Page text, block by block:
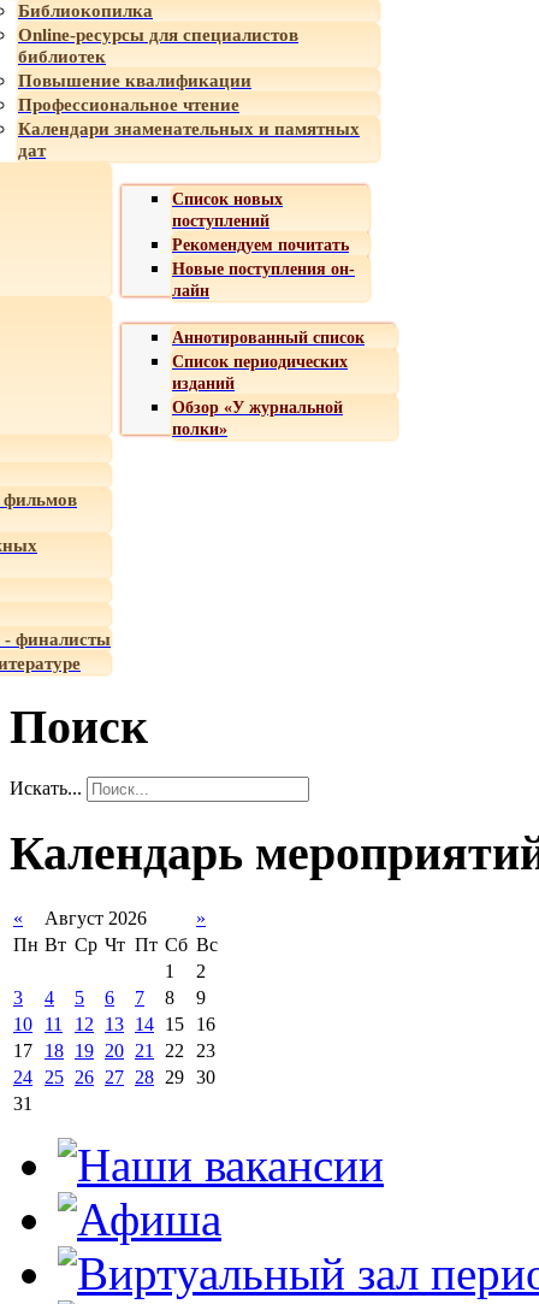
Библиокопилка
Online-ресурсы для специалистов
библиотек
Повышение квалификации
Профессиональное чтение
Календари знаменательных и памятных
дат
Список новых
поступлений
Рекомендуем почитать
Новые поступления он-
лайн
Аннотированный список
Список периодических
изданий
Обзор «У журнальной
полки»
- финалисты
Поиск
Искать...
Календарь
« Август 2026
»
Пн Вт Ср Чт Пт Сб Вс
1
2
3
4 5 6 7 8
9
10
11 12 13 14 15
16
17
18 19 20 21 22
23
24
25 26 27 28 29 30
31